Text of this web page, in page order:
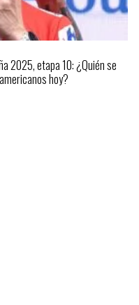
2025, etapa 10: ¿Quién se
hoy?